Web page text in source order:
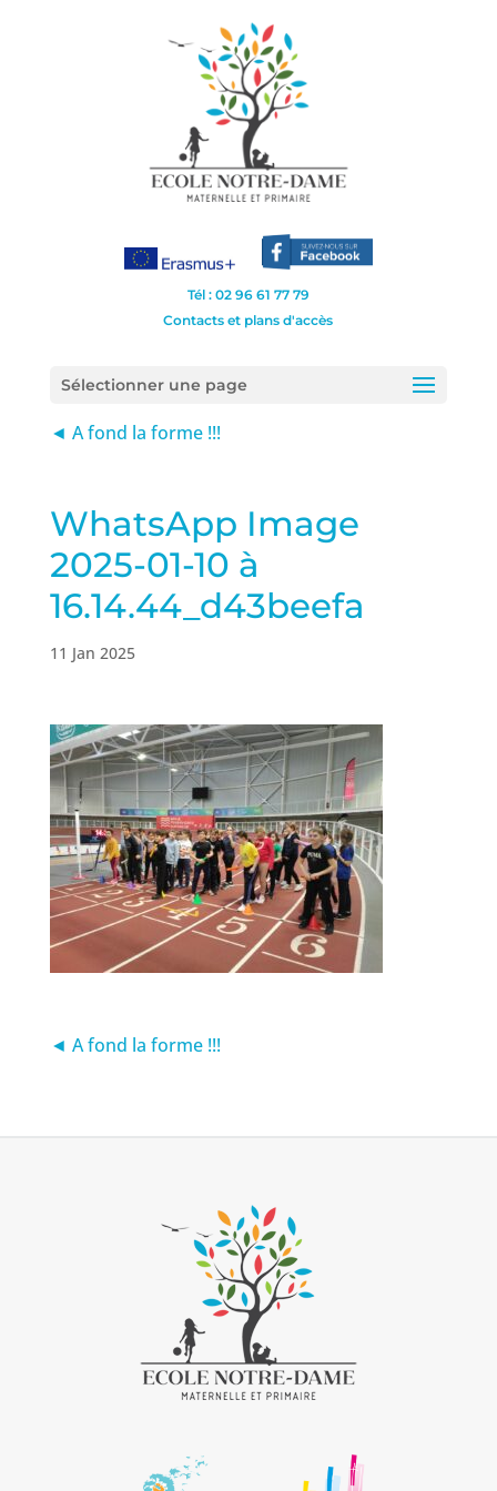
Tél : 02 96 61 77 79
Contacts et plans d'accès
Sélectionner une page
◄ A fond la forme !!!
WhatsApp Image
2025-01-10 à
16.14.44_d43beefa
11 Jan 2025
◄ A fond la forme !!!